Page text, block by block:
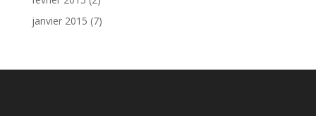
janvier 2015 (7)